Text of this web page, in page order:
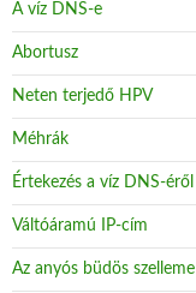
A víz DNS-e
Abortusz
Neten terjedő HPV
Méhrák
Értekezés a víz DNS-éről
Váltóáramú IP-cím
Az anyós büdös szelleme